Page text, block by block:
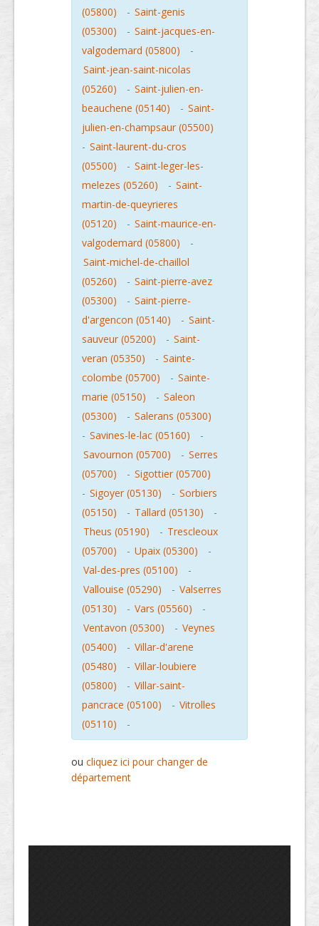
(05800)
- Saint-genis
(05300)
- Saint-jacques-en-
valgodemard (05800)
-
Saint-jean-saint-nicolas
(05260)
- Saint-julien-en-
beauchene (05140)
- Saint-
julien-en-champsaur (05500)
- Saint-laurent-du-cros
(05500)
- Saint-leger-les-
melezes (05260)
- Saint-
martin-de-queyrieres
(05120)
- Saint-maurice-en-
valgodemard (05800)
-
Saint-michel-de-chaillol
(05260)
- Saint-pierre-avez
(05300)
- Saint-pierre-
d'argencon (05140)
- Saint-
sauveur (05200)
- Saint-
veran (05350)
- Sainte-
colombe (05700)
- Sainte-
marie (05150)
- Saleon
(05300)
- Salerans (05300)
- Savines-le-lac (05160)
-
Savournon (05700)
- Serres
(05700)
- Sigottier (05700)
- Sigoyer (05130) - Sorbiers
(05150)
- Tallard (05130)
-
Theus (05190)
- Trescleoux
(05700)
- Upaix (05300)
-
Val-des-pres (05100)
-
Vallouise (05290)
- Valserres
(05130)
- Vars (05560)
-
Ventavon (05300)
- Veynes
(05400)
- Villar-d'arene
(05480)
- Villar-loubiere
(05800)
- Villar-saint-
pancrace (05100)
- Vitrolles
(05110)
-
ou cliquez ici pour changer de
département